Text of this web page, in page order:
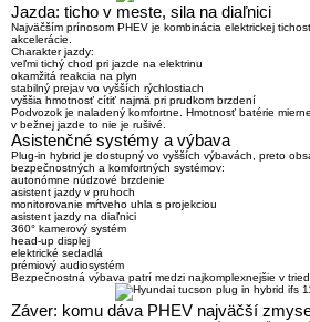
Jazda: ticho v meste, sila na diaľnici
Najväčším prínosom PHEV je kombinácia elektrickej
akcelerácie.
Charakter jazdy:
veľmi tichý chod pri jazde na elektrinu
okamžitá reakcia na plyn
stabilný prejav vo vyšších rýchlostiach
vyššia hmotnosť cítiť najmä pri prudkom brzdení
Podvozok je naladený komfortne. Hmotnosť batérie
v bežnej jazde to nie je rušivé.
Asistenčné systémy a výbava
Plug-in hybrid je dostupný vo vyšších výbavách, preto
bezpečnostných a komfortných systémov:
autonómne núdzové brzdenie
asistent jazdy v pruhoch
monitorovanie mŕtveho uhla s projekciou
asistent jazdy na diaľnici
360° kamerový systém
head-up displej
elektrické sedadlá
prémiový audiosystém
Bezpečnostná výbava patrí medzi najkomplexnejšie v
Záver: komu dáva PHEV najväčší